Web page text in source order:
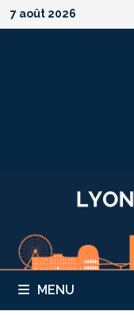
Passer
au
7 août 2026
MENU